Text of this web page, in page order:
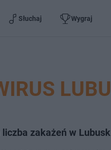
Słuchaj Wygraj
liczba zakażeń w